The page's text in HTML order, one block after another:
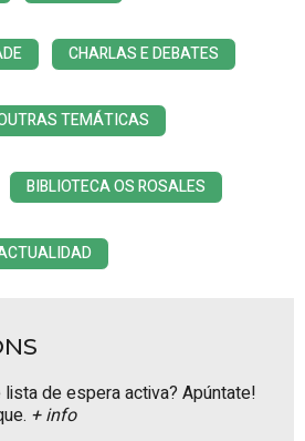
CHARLAS E DEBATES
TEMÁTICAS
BIBLIOTECA OS ROSALES
de espera activa? Apúntate!
+ info